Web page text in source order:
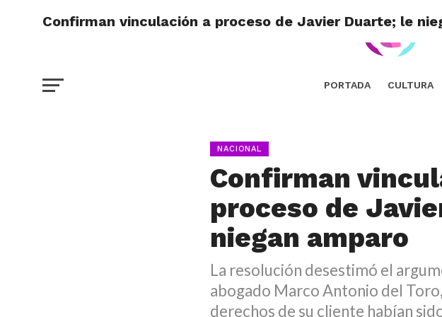
PORTADA CULTURA
Confirman vinculación a proceso de Javier Duarte; le
NACIONAL
Confirman
proceso de
niegan amparo
La resolución desestimó el
abogado Marco Antonio del
derechos de su cliente habían